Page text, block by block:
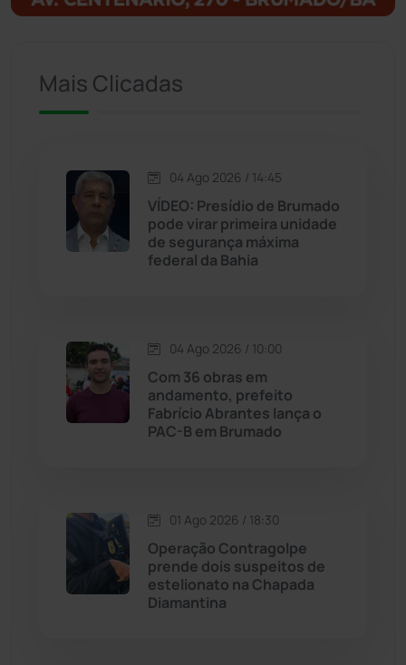
Iuiu
Jequié
Jussiape
Lagoa Real
Licínio de Almeida
Livramento de Nossa...
Maetinga
Malhada
Mais Clicadas
04 Ago 2026 / 14:45
VÍDEO: Presídio de Brumado
pode virar primeira unidade
de segurança máxima
federal da Bahia
04 Ago 2026 / 10:00
Com 36 obras em
andamento, prefeito
Fabrício Abrantes lança o
PAC-B em Brumado
01 Ago 2026 / 18:30
Operação Contragolpe
prende dois suspeitos de
estelionato na Chapada
Diamantina